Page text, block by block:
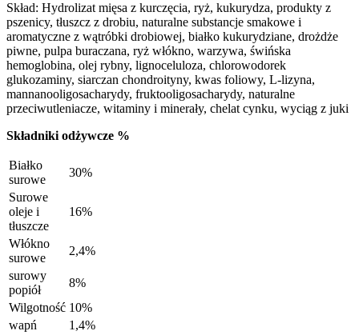
Skład: Hydrolizat mięsa z kurczęcia, ryż, kukurydza, produkty z
pszenicy, tłuszcz z drobiu, naturalne substancje smakowe i
aromatyczne z wątróbki drobiowej, białko kukurydziane, drożdże
piwne, pulpa buraczana, ryż włókno, warzywa, świńska
hemoglobina, olej rybny, lignoceluloza, chlorowodorek
glukozaminy, siarczan chondroityny, kwas foliowy, L-lizyna,
mannanooligosacharydy, fruktooligosacharydy, naturalne
przeciwutleniacze, witaminy i minerały, chelat cynku, wyciąg z juki
Składniki odżywcze %
Białko
surowe
30%
Surowe
oleje i
tłuszcze
16%
Włókno
surowe
2,4%
surowy
popiół
8%
Wilgotność 10%
wapń
1,4%